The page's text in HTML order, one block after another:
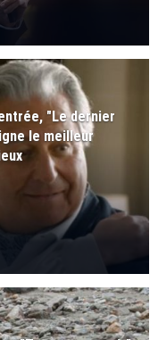
"Le dernier
le meilleur